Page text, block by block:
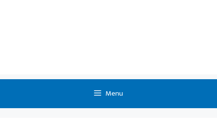
Menu